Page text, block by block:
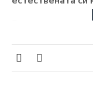
Вече няма нужда
и козметика. В
потреби сме се